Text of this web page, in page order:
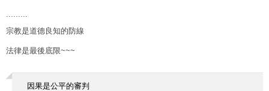
宗教是道德良知的防線
法律是最後底限~~~
因果是公平的審判